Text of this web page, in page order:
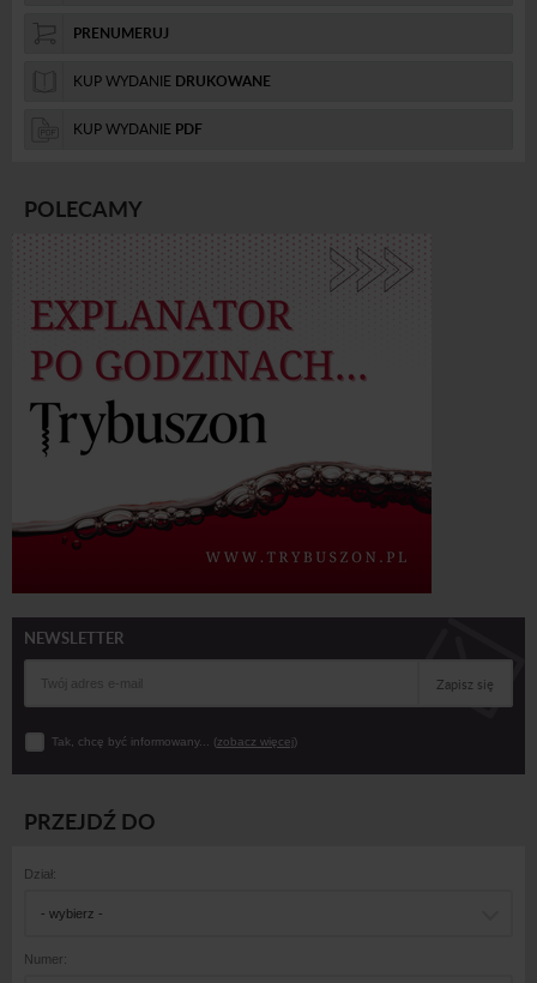
PRENUMERUJ
KUP WYDANIE DRUKOWANE
KUP WYDANIE PDF
POLECAMY
NEWSLETTER
Zapisz się
Tak, chcę być informowany... (zobacz więcej)
PRZEJDŹ DO
Dział:
- wybierz -
Numer: